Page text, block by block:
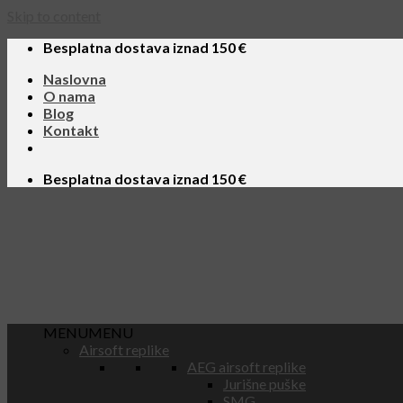
Besplatna dostava iznad 150 €
Naslovna
O nama
Blog
Kontakt
Besplatna dostava iznad 150 €
MENUMENU
Airsoft replike
AEG airsoft replike
Jurišne puške